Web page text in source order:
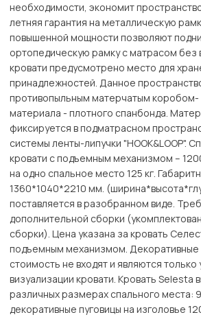
необходимости, экономит
летняя гарантия на металлическую
повышенной мощности позволяют
ортопедическую рамку с матрасом без
кровати предусмотрено место для
принадлежностей. Данное
противопыльным матерчатым коробом-
материала - плотного спанбонда.
фиксируется в подматрасном
системы ленты-липучки "HOOK&LOОP".
кровати с подъемным механизмом –
на одно спальное место 125 кг.
1360*1040*2210 мм.
поставляется в разобранном виде.
дополнительной сборки
сборки). Цена указана за кровать
подъемным механизмом. Декоративные
стоимость не входят и являются
визуализации кровати. Кровать Selesta
различных размерах спального места:
декоративные пуговицы на изголовье